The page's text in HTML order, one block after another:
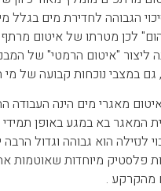
הגבוהה לחדירת מים בגלל
לכן מטרתו של איטום מרתף
ליצור "איטום הרמטי" של
במצבי נוכחות קבועה של מי
מאגרי מים הינה העבודה
בא במגע באופן תמידי
לנזילה הוא גבוהה וגדול הרבה
פלסטיק מיוחדות שאוטמות
מהקרקע .